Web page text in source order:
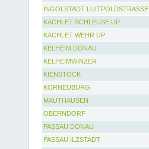
INGOLSTADT LUITPOLDSTRASSE
KACHLET SCHLEUSE UP
KACHLET WEHR UP
KELHEIM DONAU
KELHEIMWINZER
KIENSTOCK
KORNEUBURG
MAUTHAUSEN
OBERNDORF
PASSAU DONAU
PASSAU ILZSTADT